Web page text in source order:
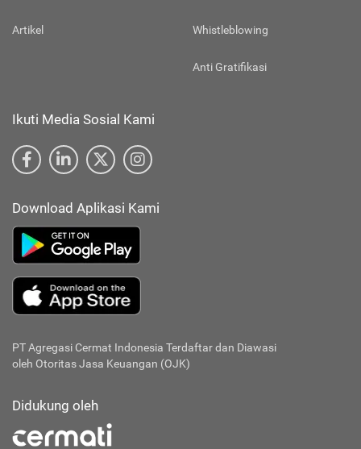
Artikel Whistleblowing
Anti Gratifikasi
Ikuti Media Sosial Kami
Download Aplikasi Kami
PT Agregasi Cermat Indonesia Terdaftar dan Diawasi
oleh Otoritas Jasa Keuangan (OJK)
Didukung oleh